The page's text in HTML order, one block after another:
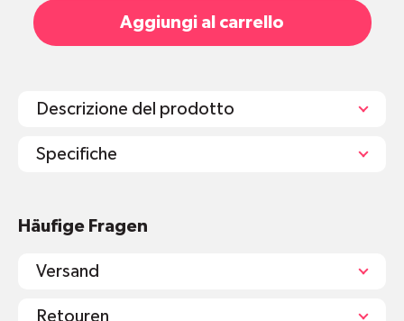
Aggiungi al carrello
Descrizione del prodotto
Specifiche
spart 90% Energie
Aussendruck oder innendruck
Häufige Fragen
Versand
Retouren